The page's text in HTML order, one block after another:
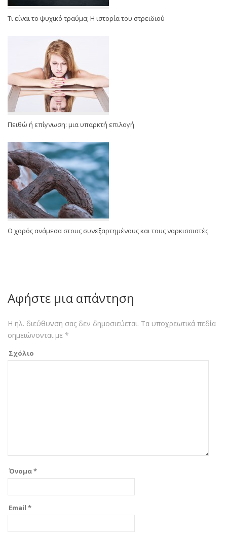
Τι είναι το ψυχικό τραύμα; Η ιστορία του στρειδιού
Πειθώ ή επίγνωση: μια υπαρκτή επιλογή
Ο χορός ανάμεσα στους συνεξαρτημένους και τους ναρκισσιστές
Αφήστε μια απάντηση
Η ηλ. διεύθυνση σας δεν δημοσιεύεται. Τα υποχρεωτικά πεδία
σημειώνονται με *
Σχόλιο
Όνομα*
Email *